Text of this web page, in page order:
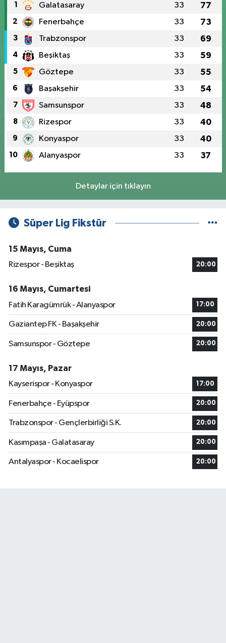
1 Galatasaray 33 77
2 Fenerbahçe 33 73
3 Trabzonspor 33 69
4 Beşiktaş 33 59
5 Göztepe 33 55
6 Başakşehir 33 54
7 Samsunspor 33 48
8 Rizespor 33 40
9 Konyaspor 33 40
10 Alanyaspor 33 37
Detaylar için tıklayın
Süper Lig Fikstür
15 Mayıs, Cuma
Rizespor - Beşiktaş
20:00
16 Mayıs, Cumartesi
Fatih Karagümrük - Alanyaspor
17:00
Gaziantep FK - Başakşehir 20:00
Samsunspor - Göztepe 20:00
17 Mayıs, Pazar
Kayserispor - Konyaspor
17:00
Fenerbahçe - Eyüpspor 20:00
Trabzonspor - Gençlerbirliği S.K. 20:00
Kasımpaşa - Galatasaray 20:00
Antalyaspor - Kocaelispor 20:00